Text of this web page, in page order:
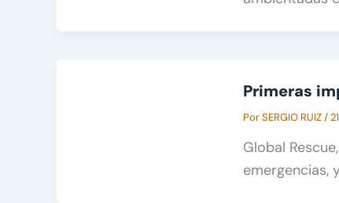
Primeras
PorSERGIO RUIZ/
Global
emergencias,